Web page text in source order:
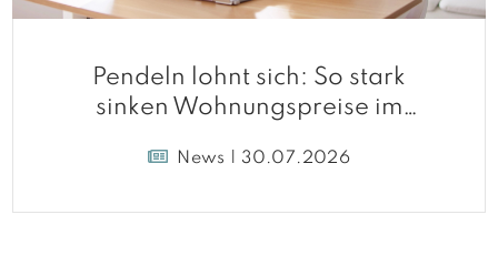
Pendeln lohnt sich: So stark
sinken Wohnungspreise im
News | 30.07.2026